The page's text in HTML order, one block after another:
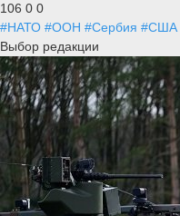
106 0 0
#НАТО #ООН #Сербия #США
Выбор редакции